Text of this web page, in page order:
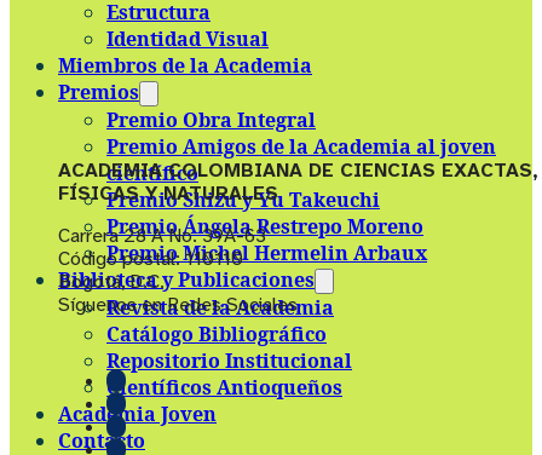
Estructura
Identidad Visual
Miembros de la Academia
Premios
Premio Obra Integral
Premio Amigos de la Academia al joven
científico
Premio Shizu y Yu Takeuchi
Premio Ángela Restrepo Moreno
Premio Michel Hermelin Arbaux
Biblioteca y Publicaciones
Revista de la Academia
Catálogo Bibliográfico
Repositorio Institucional
Científicos Antioqueños
Academia Joven
Contacto
ACADEMIA COLOMBIANA DE CIENCIAS EXACTAS,
FÍSICAS Y NATURALES
Carrera 28 A No. 39A-63
Código postal: 110110
Bogotá, D.C.
Síguenos en Redes Sociales